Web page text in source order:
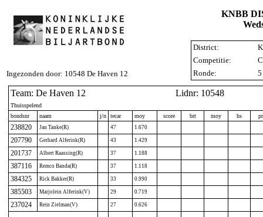
Ingezonden door: 10548 De Haven 12
KNBB
District:
Competitie:
Ronde:
5
Team: De Haven 12 Lidnr: 10548
Thuisspelend
bondsnr
naam j/n tecar moy score brt moy hs
238820 Jan Tanke(R) 47 1.670
207790 Gerhard Alferink(R) 43 1.429
201737 Albert Raassing(R) 37 1.188
387116 Remco Banda(R) 37 1.118
384325 Rick Bakker(R) 33 0.990
385503 Marjolein Alferink(V) 29 0.719
237024 Rein Zielman(V) 27 0.626